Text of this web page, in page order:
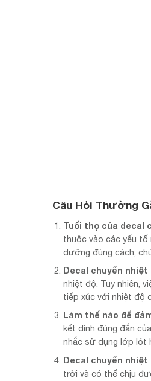
Câu Hỏi Thường
Tuổi thọ của decal
thuộc vào các yếu tố
dưỡng đúng cách,
Decal chuyển
nhiệt độ. Tuy nhiên,
tiếp xúc với nhiệt độ
Làm thế nào để
kết dính đúng đắn
nhắc sử dụng lớp lót
Decal chuyển
trời và có thể chịu